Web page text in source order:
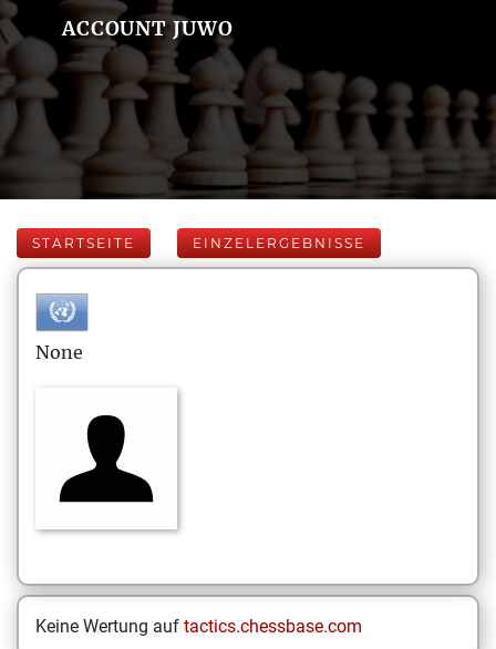
ACCOUNT JUWO
STARTSEITE EINZELERGEBNISSE
None
Keine Wertung auf tactics.chessbase.com